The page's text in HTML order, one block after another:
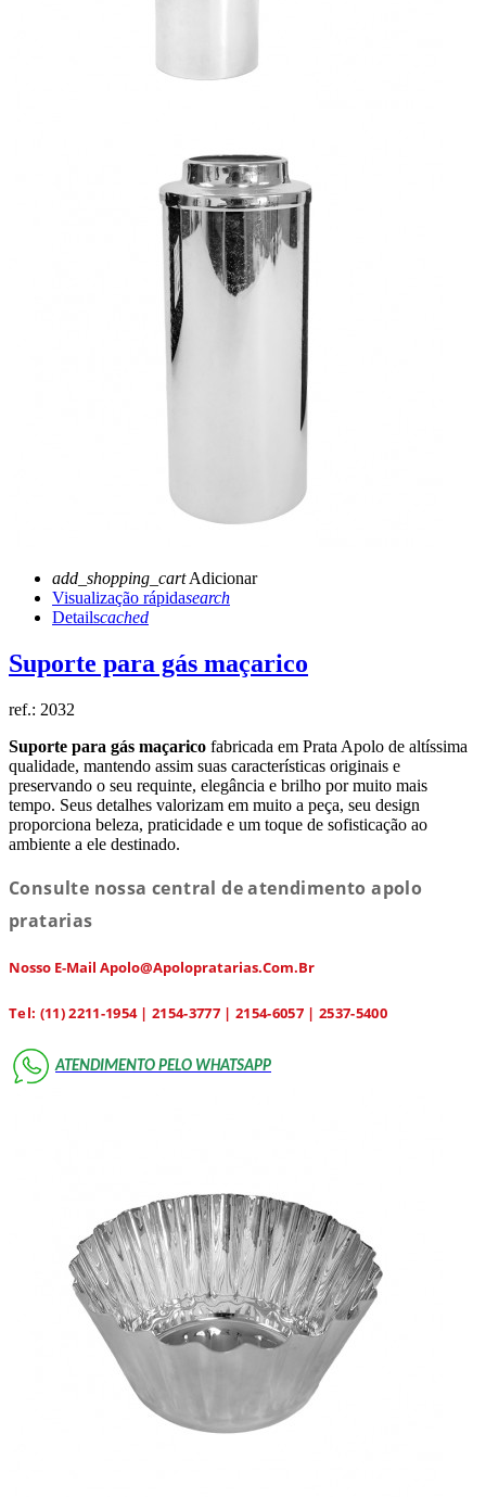
add_shopping_cartAdicionar
Visualização rápidasearch
Detailscached
Suporte para gás maçarico
ref.: 2032
Suporte para gás maçarico fabricada em Prata Apolo de altíssima
qualidade, mantendo assim suas características originais e
preservando o seu requinte, elegância e brilho por muito mais
tempo. Seus detalhes valorizam em muito a peça, seu design
proporciona beleza, praticidade e um toque de sofisticação ao
ambiente a ele destinado.
Consulte nossa central de atendimento apolo
pratarias
Nosso E-Mail Apolo@apolopratarias.com.br
Tel: (11) 2211-1954 | 2154-3777 | 2154-6057 | 2537-5400
ATENDIMENTO PELO WHATSAPP